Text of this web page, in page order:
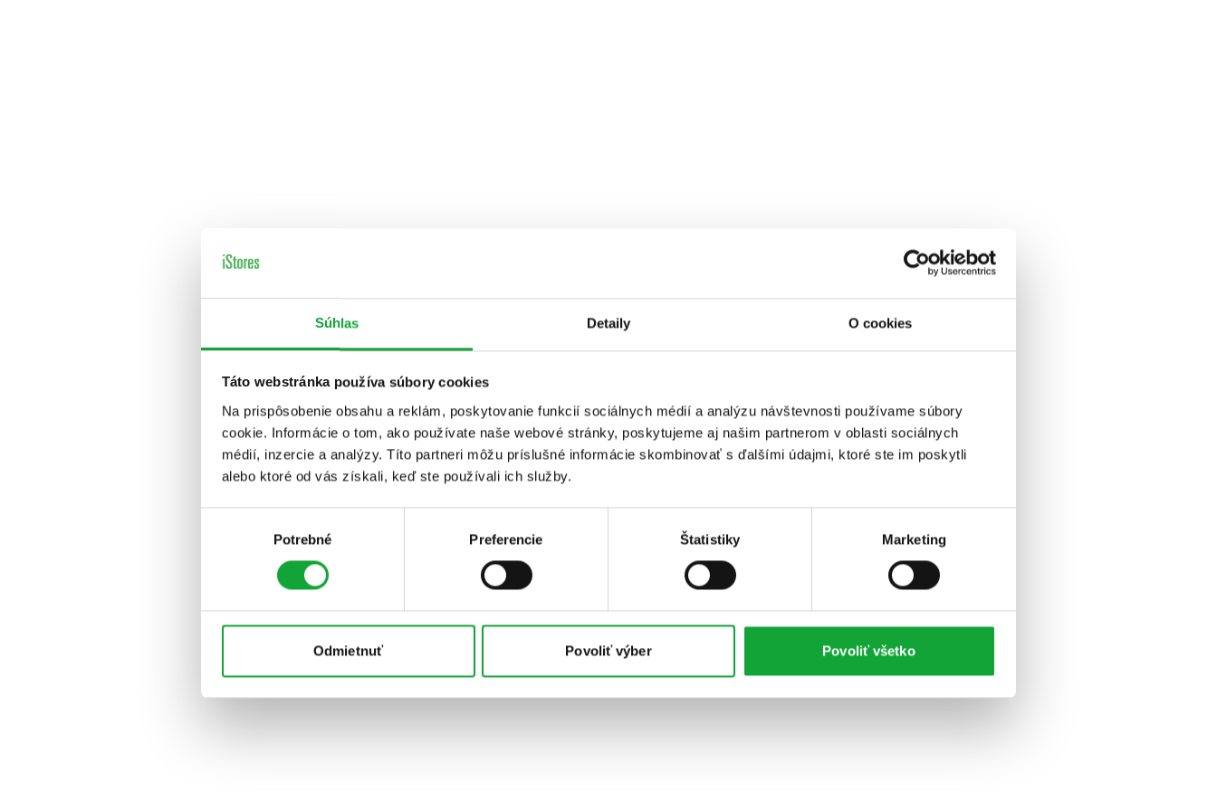
Súhlas Detaily O cookies
Táto webstránka používa súbory cookies
Na prispôsobenie obsahu a reklám, poskytovanie funkcií sociálnych médií a analýzu návštevnosti používame súbory
cookie. Informácie o tom, ako používate naše webové stránky, poskytujeme aj našim partnerom v oblasti sociálnych
médií, inzercie a analýzy. Títo partneri môžu príslušné informácie skombinovať s ďalšími údajmi, ktoré ste im poskytli
alebo ktoré od vás získali, keď ste používali ich služby.
Potrebné Preferencie Štatistiky Marketing
Odmietnuť Povoliť výber Povoliť všetko